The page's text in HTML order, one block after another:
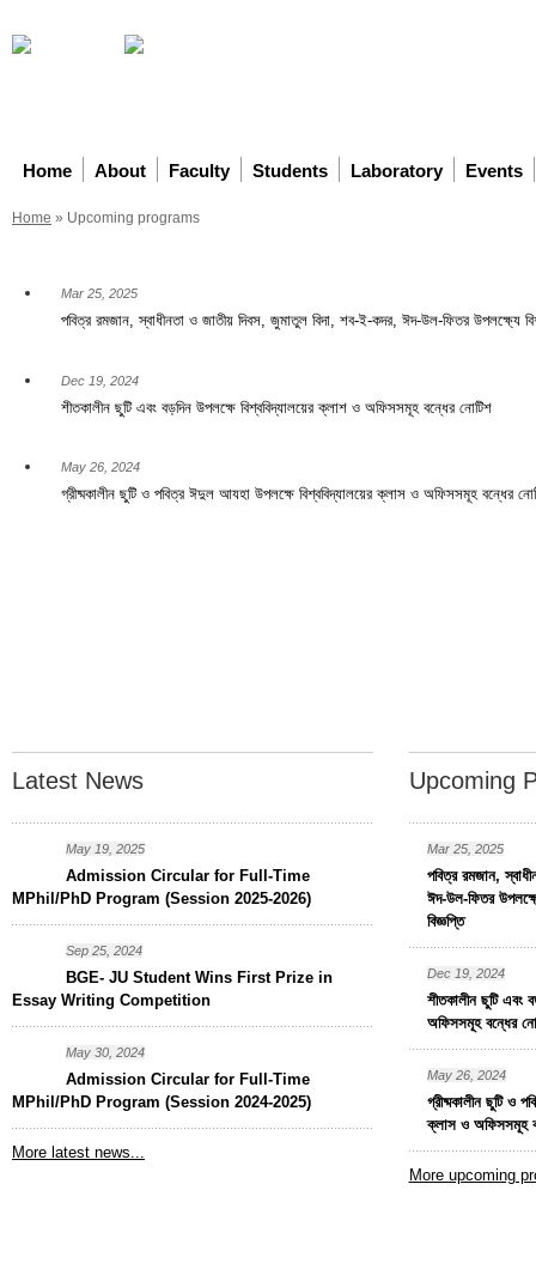
Home About Faculty Students Laboratory Events
Home » Upcoming programs
Mar 25, 2025
পবিত্র রমজান, স্বাধীনতা ও জাতীয় দিবস, জুমাতুল বিদা, শব-ই-কদর, ঈদ-উল-ফিতর উপলক্ষ্যে
Dec 19, 2024
শীতকালীন ছুটি এবং বড়দিন উপলক্ষে বিশ্ববিদ্যালয়ের ক্লাশ ও অফিসসমূহ বন্ধের নোটিশ
May 26, 2024
গ্রীষ্মকালীন ছুটি ও পবিত্র ঈদুল আযহা উপলক্ষে বিশ্ববিদ্যালয়ের ক্লাস ও অফিসসমূহ বন্ধের
Latest News
May 19, 2025
Admission Circular for Full-Time
MPhil/PhD Program (Session 2025-2026)
Sep 25, 2024
BGE- JU Student Wins First Prize in
Essay Writing Competition
May 30, 2024
Admission Circular for Full-Time
MPhil/PhD Program (Session 2024-2025)
More latest news...
Upcoming
Mar 25, 2025
পবিত্র রমজান,
ঈদ-উল-ফিতর
বিজ্ঞপ্তি
Dec 19, 2024
শীতকালীন ছুটি এবং
অফিসসমূহ বন্ধের
May 26, 2024
গ্রীষ্মকালীন ছুটি ও
ক্লাস ও অফিসসমূহ
More upcoming